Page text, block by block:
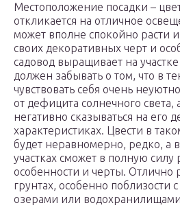
Местоположение посадки –
откликается на отличное
может вполне спокойно расти
своих декоративных черт и
садовод выращивает на
должен забывать о том, что в
чувствовать себя очень
от дефицита солнечного света,
негативно сказываться на его
характеристиках. Цвести в
будет неравномерно, редко, а
участках сможет в полную силу
особенности и черты. Отлично
грунтах, особенно поблизости
озерами или